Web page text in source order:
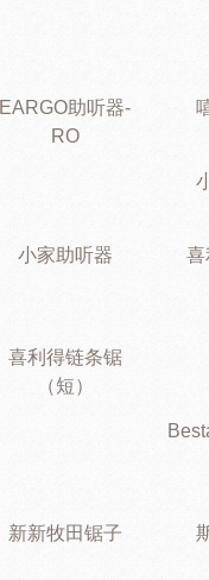
EARGO助听器-
RO
小家助听器 喜
喜利得链条锯
（短）
新新牧田锯子